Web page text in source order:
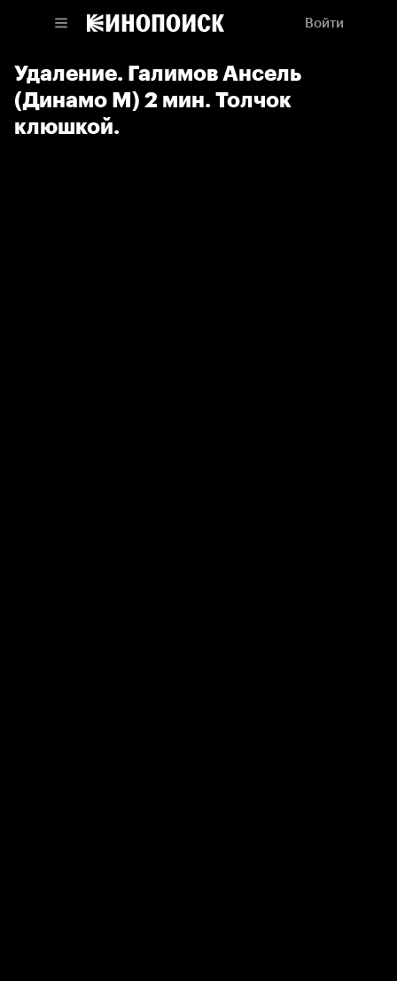
Войти
Удаление. Галимов Ансель
(Динамо М) 2 мин. Толчок
клюшкой.